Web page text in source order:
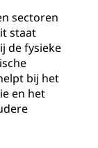
sectoren
staat
de fysieke
bij het
en het